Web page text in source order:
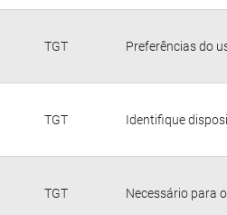
TGT Preferências do
TGT Identifique
TGT Necessário para